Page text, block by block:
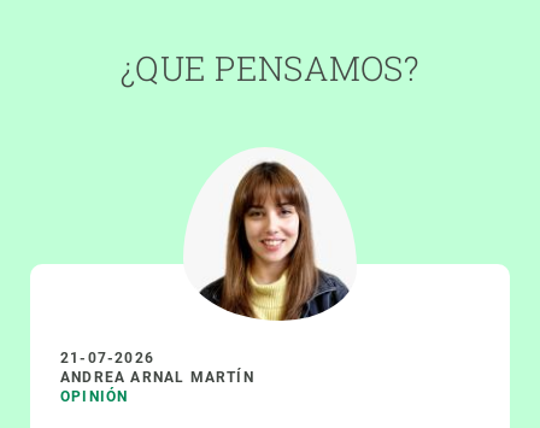
¿QUE PENSAMOS?
21-07-2026
ANDREA ARNAL MARTÍN
OPINIÓN